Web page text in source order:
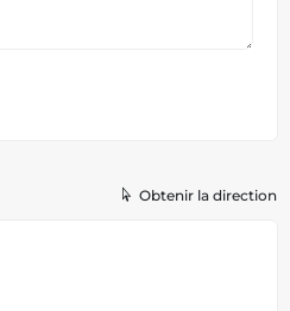
Obtenir la direction